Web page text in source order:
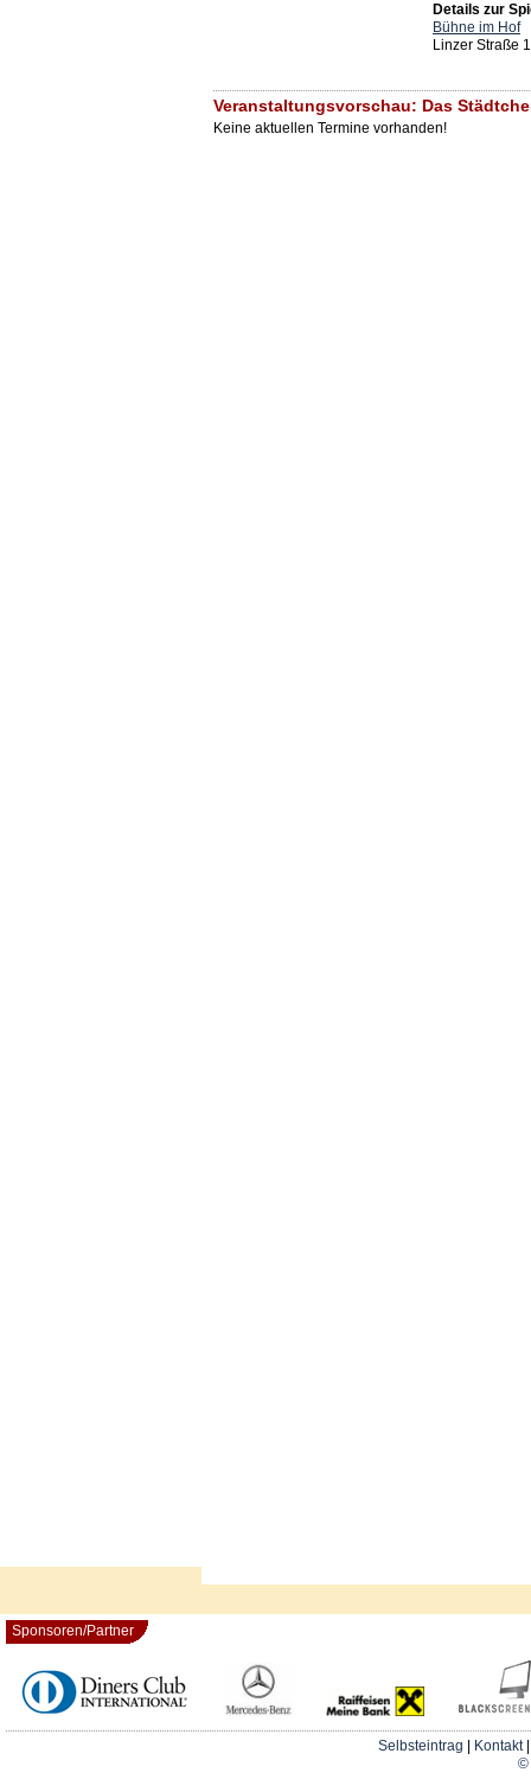
Details zur
Bühne im Hof
Linzer Straße
Veranstaltungsvorschau: Das
Keine aktuellen Termine vorhanden!
Sponsoren/Partner
Selbsteintrag Kontakt
©